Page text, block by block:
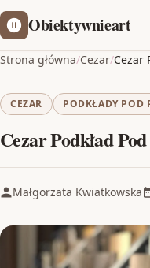
Obiektywnieart
Strona główna/Cezar/Cezar
CEZAR PODKŁADY POD
Cezar Podkład
Małgorzata Kwiatkowska